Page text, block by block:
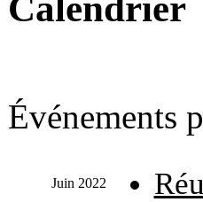
Événements
Juin 2022